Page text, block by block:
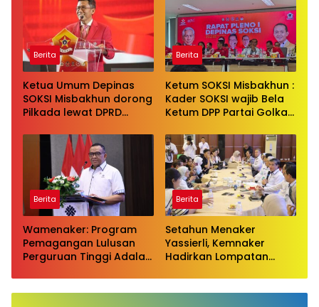
pribadi kepada Ketua
Golkar Bahlil Lahadalia
Berita
Ketua Umum Depinas
SOKSI Misbakhun dorong
Pilkada lewat DPRD
pilkada langsung
Berita
Ketum SOKSI Misbakhun :
Kader SOKSI wajib Bela
Ketum DPP Partai Golkar
Publik
Berita
Wamenaker: Program
Pemagangan Lulusan
Perguruan Tinggi Adalah
Berita
Setahun Menaker
Yassierli, Kemnaker
Hadirkan Lompatan